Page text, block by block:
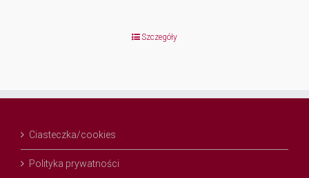
Szczegóły
Ciasteczka/cookies
Polityka prywatności